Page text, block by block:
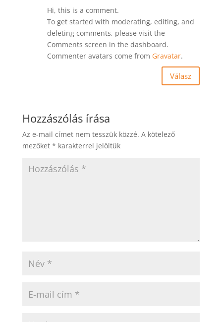
Hi, this is a comment.
To get started with moderating, editing, and
deleting comments, please visit the
Comments screen in the dashboard.
Commenter avatars come from Gravatar.
Válasz
Hozzászólás írása
Az e-mail címet nem tesszük közzé. A kötelező
mezőket * karakterrel jelöltük